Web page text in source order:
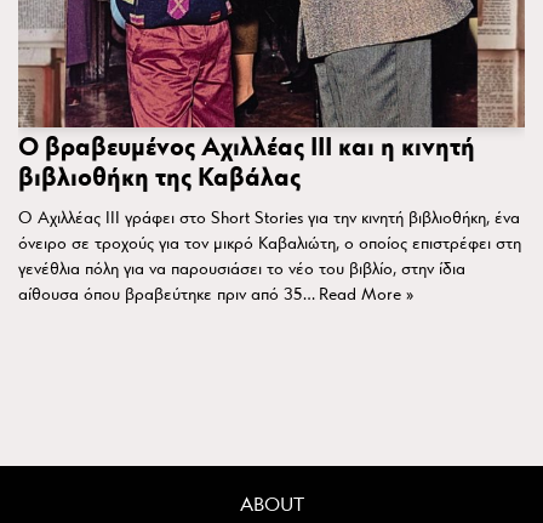
Ο βραβευμένος Αχιλλέας ΙΙΙ και η κινητή
βιβλιοθήκη της Καβάλας
Ο Αχιλλέας ΙΙΙ γράφει στο Short Stories για την κινητή βιβλιοθήκη, ένα
όνειρο σε τροχούς για τον μικρό Καβαλιώτη, ο οποίος επιστρέφει στη
γενέθλια πόλη για να παρουσιάσει το νέο του βιβλίο, στην ίδια
αίθουσα όπου βραβεύτηκε πριν από 35… Read More »
ABOUT